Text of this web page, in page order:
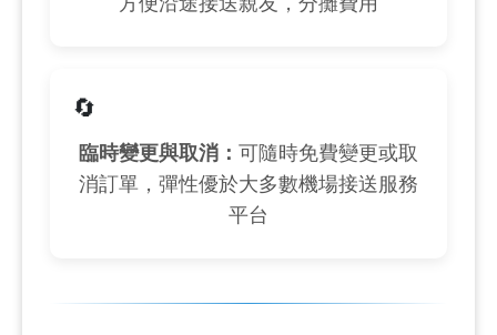
🔄
臨時變更與取消： 可隨時免費變更或取
消訂單，彈性優於大多數機場接送服務
平台